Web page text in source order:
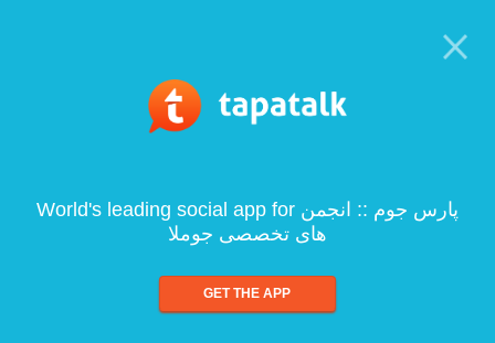
World's leading social app for پارس جوم :: انجمن
های تخصصی جوملا
GET THE APP